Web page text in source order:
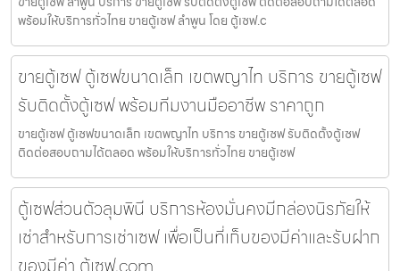
พร้อมให้บริการทั่วไทย ขายตู้เซฟ ลำพูน โดย ตู้เซฟ.c
ขายตู้เซฟ ตู้เซฟขนาดเล็ก เขตพญาไท บริการ ขายตู้เซฟ
รับติดตั้งตู้เซฟ พร้อมทีมงานมืออาชีพ ราคาถูก
ขายตู้เซฟ ตู้เซฟขนาดเล็ก เขตพญาไท บริการ ขายตู้เซฟ รับติดตั้งตู้เซฟ
ติดต่อสอบถามได้ตลอด พร้อมให้บริการทั่วไทย ขายตู้เซฟ
ตู้เซฟส่วนตัวลุมพินี บริการห้องมั่นคงมีกล่องนิรภัยให้
เช่าสำหรับการเช่าเซฟ เพื่อเป็นที่เก็บของมีค่าและรับฝาก